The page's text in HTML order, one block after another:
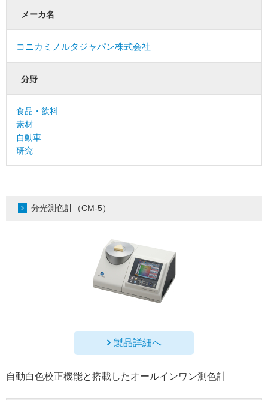
メーカ名
コニカミノルタジャパン株式会社
分野
食品・飲料
素材
自動車
研究
分光測色計（CM-5）
製品詳細へ
自動白色校正機能と搭載したオールインワン測色計